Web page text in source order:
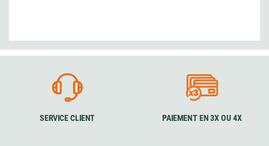
SERVICE CLIENT PAIEMENT EN 3X OU 4X